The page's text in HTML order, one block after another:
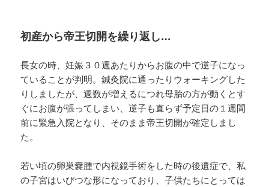
初産から帝王切開を繰り返し…
長女の時、妊娠３０週あたりからお腹の中で逆子になっ
ていることが判明。鍼灸院に通ったりウォーキングした
りしましたが、週数が増えるにつれ母胎の方が動くとす
ぐにお腹が張ってしまい、逆子も直らず予定日の１週間
前に緊急入院となり、そのまま帝王切開が確定しまし
た。
若い頃の卵巣嚢腫で内視鏡手術をした時の後遺症で、私
の子宮はいびつな形になっており、子供たちにとっては